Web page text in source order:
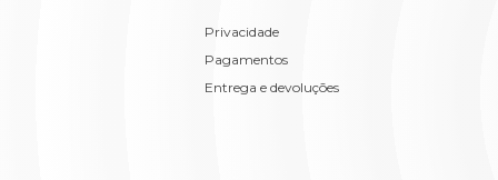
Privacidade
Pagamentos
Entrega e devoluções